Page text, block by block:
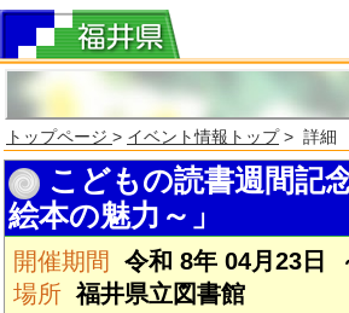
トップページ > イベント情報トップ> 詳細
こどもの読書週間記
絵本の魅力～」
開催期間
令和 8年 04月23日
場所 福井県立図書館